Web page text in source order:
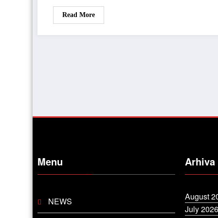
Read More
Menu
NEWS
Arhiva
August
July 2026